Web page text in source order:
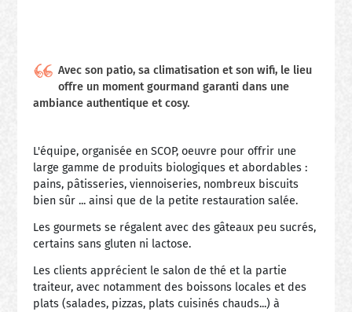
Avec son patio, sa climatisation et son wifi, le lieu
offre un moment gourmand garanti dans une
ambiance authentique et cosy.
L'équipe, organisée en SCOP, oeuvre pour offrir une
large gamme de produits biologiques et abordables :
pains, pâtisseries, viennoiseries, nombreux biscuits
bien sûr ... ainsi que de la petite restauration salée.
Les gourmets se régalent avec des gâteaux peu sucrés,
certains sans gluten ni lactose.
Les clients apprécient le salon de thé et la partie
traiteur, avec notamment des boissons locales et des
plats (salades, pizzas, plats cuisinés chauds...) à